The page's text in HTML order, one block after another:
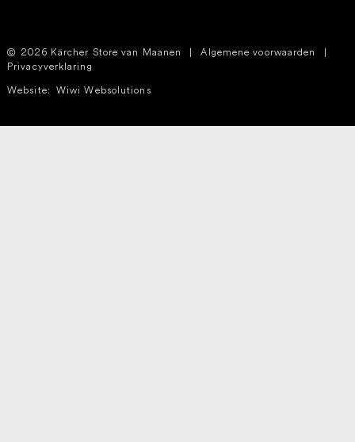
2026 Kärcher Store van Maanen | Algemene voorwaarden
|
Privacyverklaring
Website: Wiwi Websolutions